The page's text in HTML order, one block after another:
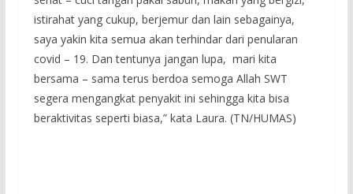
istirahat yang cukup, berjemur dan lain sebagainya,
saya yakin kita semua akan terhindar dari penularan
covid – 19. Dan tentunya jangan lupa, mari kita
bersama – sama terus berdoa semoga Allah SWT
segera mengangkat penyakit ini sehingga kita bisa
beraktivitas seperti biasa,” kata Laura. (TN/HUMAS)